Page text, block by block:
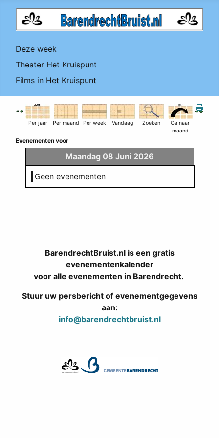
Deze week
Theater Het Kruispunt
Films in Het Kruispunt
Per jaar Per maand Per week Vandaag Zoeken
Ga naar
maand
Evenementen voor
Maandag 08 Juni 2026
Geen evenementen
BarendrechtBruist.nl is een gratis
evenementenkalender
voor alle evenementen in Barendrecht.
Stuur uw persbericht of evenementgegevens
aan:
info@barendrechtbruist.nl